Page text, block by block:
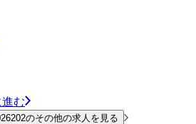
む
のその他の求人を見る